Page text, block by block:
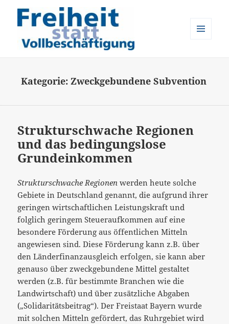
Kategorie:Zweckgebundene Subvention
Strukturschwache Regionen
und das bedingungslose
Grundeinkommen
Strukturschwache Regionen werden heute solche
Gebiete in Deutschland genannt, die aufgrund ihrer
geringen wirtschaftlichen Leistungskraft und
folglich geringem Steueraufkommen auf eine
besondere Förderung aus öffentlichen Mitteln
angewiesen sind. Diese Förderung kann z.B. über
den Länderfinanzausgleich erfolgen, sie kann aber
genauso über zweckgebundene Mittel gestaltet
werden (z.B. für bestimmte Branchen wie die
Landwirtschaft) und über zusätzliche Abgaben
(„Solidaritätsbeitrag“). Der Freistaat Bayern wurde
mit solchen Mitteln gefördert, das Ruhrgebiet wird